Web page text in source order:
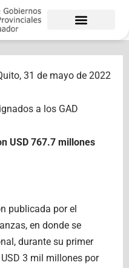
31 de mayo de 2022
a los GAD
USD 767.7 millones
publicada por el
en donde se
durante su primer
3 mil millones por